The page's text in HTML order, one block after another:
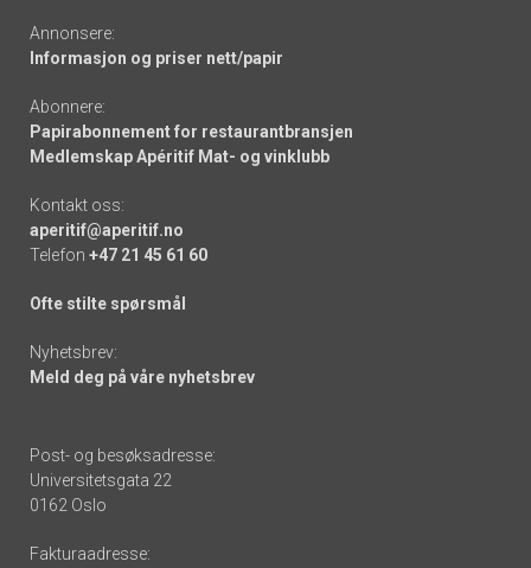
Annonsere:
Informasjon og priser nett/papir
Abonnere:
Papirabonnement for restaurantbransjen
Medlemskap Apéritif Mat- og vinklubb
Kontakt oss:
aperitif@aperitif.no
Telefon +47 21 45 61 60
Ofte stilte spørsmål
Nyhetsbrev:
Meld deg på våre nyhetsbrev
Post- og besøksadresse:
Universitetsgata 22
0162 Oslo
Fakturaadresse: